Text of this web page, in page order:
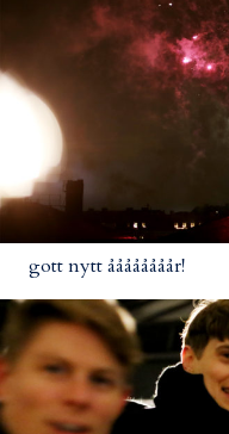
gott nytt åååååååår!